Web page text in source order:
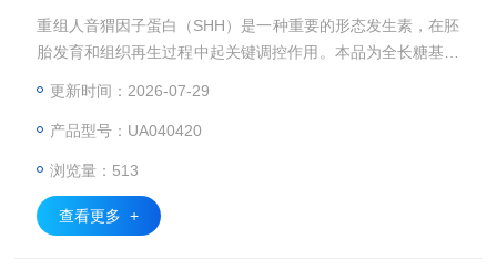
重组人音猬因子蛋白（SHH）是一种重要的形态发生素，在胚
胎发育和组织再生过程中起关键调控作用。本品为全长糖基化
更新时间：2026-07-29
产品型号：UA040420
浏览量：513
查看更多 +